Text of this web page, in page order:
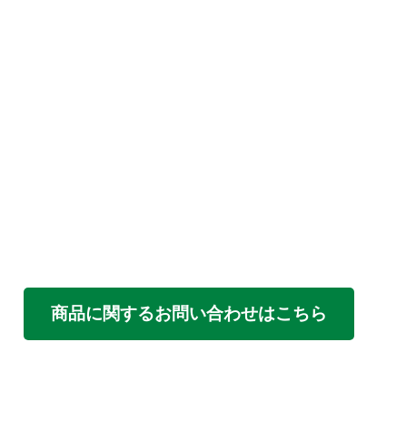
商品に関するお問い合わせはこちら